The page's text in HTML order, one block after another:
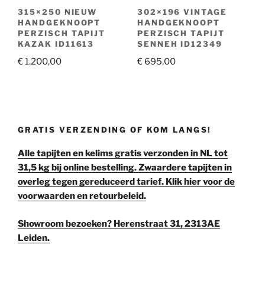
315×250 NIEUW
HANDGEKNOOPT
PERZISCH TAPIJT
KAZAK ID11613
€1.200,00
302×196 VINTAGE
HANDGEKNOOPT
PERZISCH TAPIJT
SENNEH ID12349
€695,00
GRATIS VERZENDING OF KOM LANGS!
Alle tapijten en kelims gratis verzonden in NL tot
31,5 kg bij online bestelling. Zwaardere tapijten in
overleg tegen gereduceerd tarief. Klik hier voor de
voorwaarden en retourbeleid.
Showroom bezoeken? Herenstraat 31, 2313AE
Leiden.